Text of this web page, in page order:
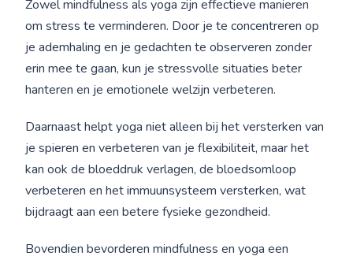
Zowel mindfulness als yoga zijn effectieve manieren
om stress te verminderen. Door je te concentreren op
je ademhaling en je gedachten te observeren zonder
erin mee te gaan, kun je stressvolle situaties beter
hanteren en je emotionele welzijn verbeteren.
Daarnaast helpt yoga niet alleen bij het versterken van
je spieren en verbeteren van je flexibiliteit, maar het
kan ook de bloeddruk verlagen, de bloedsomloop
verbeteren en het immuunsysteem versterken, wat
bijdraagt aan een betere fysieke gezondheid.
Bovendien bevorderen mindfulness en yoga een